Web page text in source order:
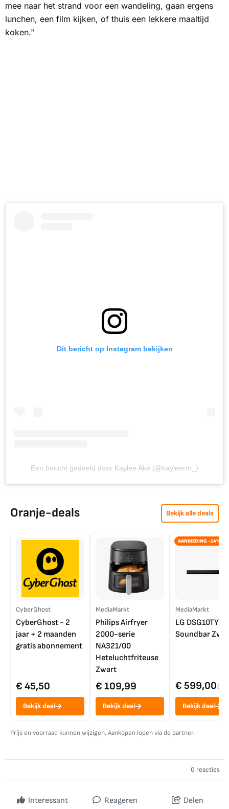
mee naar het strand voor een wandeling, gaan ergens
lunchen, een film kijken, of thuis een lekkere maaltijd
koken."
Dit bericht op Instagram bekijken
Een bericht gedeeld door Kaylee Aké (@kayleerm_)
Oranje-deals Bekijk alle deals
CyberGhost
CyberGhost - 2
jaar + 2 maanden
gratis abonnement
€ 45,50
Bekijk deal
MediaMarkt
Philips Airfryer
2000-serie
NA321/00
Heteluchtfriteuse
Zwart
€ 109,99
Bekijk deal
AANBIEDING -14%
MediaMarkt
LG DSG10TY
Soundbar
€ 599,00€
Bekijk deal
Prijs en voorraad kunnen wijzigen. Aankopen lopen via de partner.
0 reacties
Interessant Reageren Delen